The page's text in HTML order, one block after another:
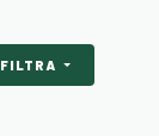
FILTRA